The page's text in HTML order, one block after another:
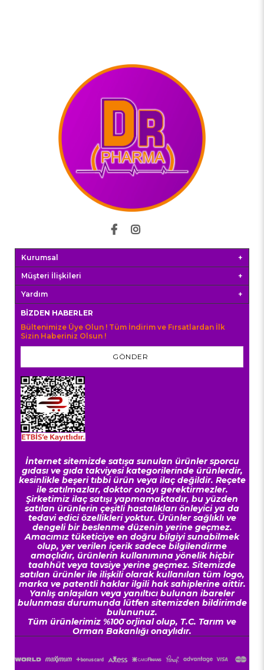
Kurumsal
Müşteri İlişkileri
Yardım
BIZDEN HABERLER
Bültenimize Üye Olun ! Tüm İndirim ve Fırsatlardan İlk
Sizin Haberiniz Olsun !
GÖNDER
İnternet sitemizde satışa sunulan ürünler sporcu
gıdası ve gıda takviyesi kategorilerinde ürünlerdir,
kesinlikle beşeri tıbbi ürün veya ilaç değildir. Reçete
ile satılmazlar, doktor onayı gerektirmezler.
Şirketimiz ilaç satışı yapmamaktadır, bu yüzden
satılan ürünlerin çeşitli hastalıkları önleyici ya da
tedavi edici özellikleri yoktur. Ürünler sağlıklı ve
dengeli bir beslenme düzenin yerine geçmez.
Amacımız tüketiciye en doğru bilgiyi sunabilmek
olup, yer verilen içerik sadece bilgilendirme
amaçlıdır, ürünlerin kullanımına yönelik hiçbir
taahhüt veya tavsiye yerine geçmez. Sitemizde
satılan ürünler ile ilişkili olarak kullanılan tüm logo,
marka ve patentli haklar ilgili hak sahiplerine aittir.
Yanlış anlaşılan veya yanıltıcı bulunan ibareler
bulunması durumunda lütfen sitemizden bildirimde
bulununuz.
Tüm ürünlerimiz %100 orjinal olup, T.C. Tarım ve
Orman Bakanlığı onaylıdır.